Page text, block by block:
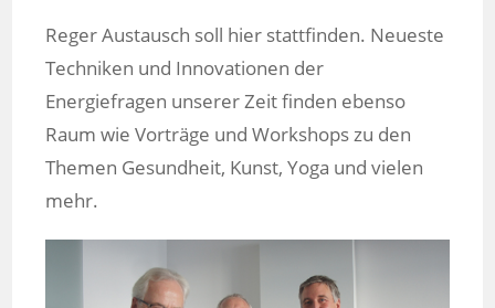
Reger Austausch soll hier stattfinden. Neueste
Techniken und Innovationen der
Energiefragen unserer Zeit finden ebenso
Raum wie Vorträge und Workshops zu den
Themen Gesundheit, Kunst, Yoga und vielen
mehr.